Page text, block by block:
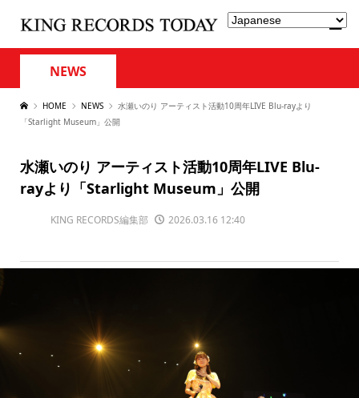
NEWS
HOME NEWS
水瀬いのり アーティスト活動10周年LIVE Blu-rayより
「Starlight Museum」公開
水瀬いのり アーティスト活動10周年LIVE Blu-
rayより「Starlight Museum」公開
KING RECORDS編集部 2026.03.16 12:40